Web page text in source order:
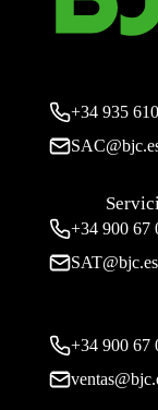
+34 935
+34 900 67
SAT@bjc.es
+34 900 67